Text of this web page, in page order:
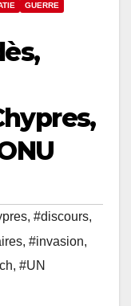
GUERRE
, #discours,
, #invasion,
, #UN